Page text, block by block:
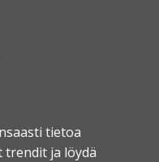
tietoa
trendit ja löydä